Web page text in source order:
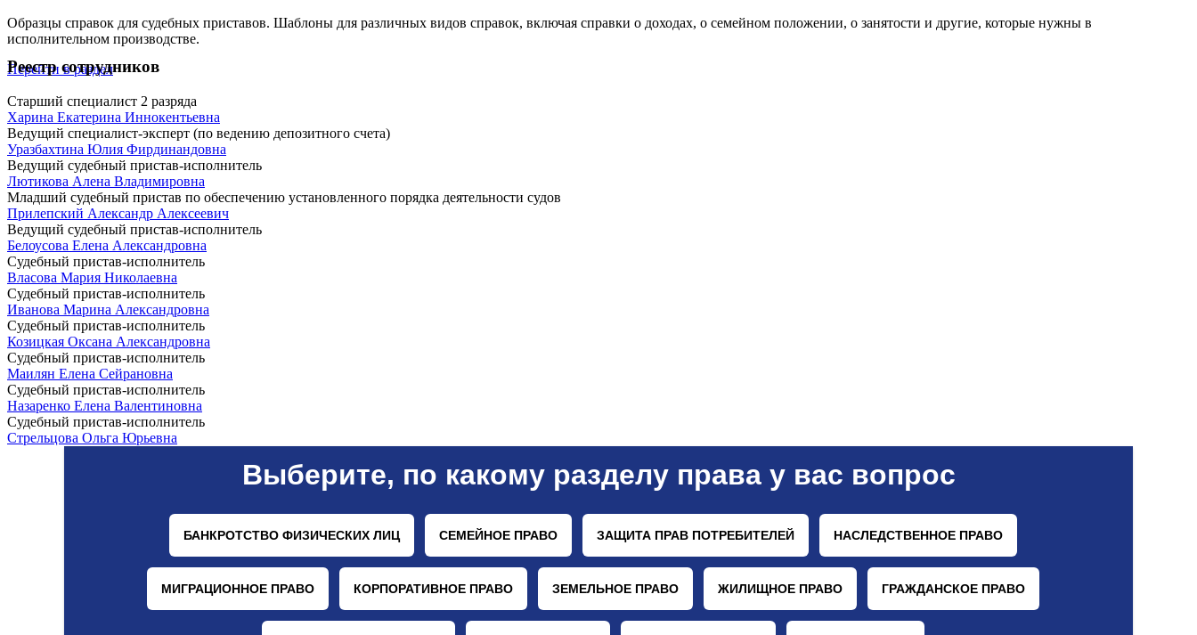
Образцы справок для судебных приставов. Шаблоны для различных видов справок, включая справки о доходах, о семейном положении, о занятости и другие, которые нужны в
исполнительном производстве.
Перейти в раздел
Реестр сотрудников
Старший специалист 2 разряда
Харина Екатерина Иннокентьевна
Ведущий специалист-эксперт (по ведению депозитного счета)
Уразбахтина Юлия Фирдинандовна
Ведущий судебный пристав-исполнитель
Лютикова Алена Владимировна
Младший судебный пристав по обеспечению установленного порядка деятельности судов
Прилепский Александр Алексеевич
Ведущий судебный пристав-исполнитель
Белоусова Елена Александровна
Судебный пристав-исполнитель
Власова Мария Николаевна
Судебный пристав-исполнитель
Иванова Марина Александровна
Судебный пристав-исполнитель
Козицкая Оксана Александровна
Судебный пристав-исполнитель
Маилян Елена Сейрановна
Судебный пристав-исполнитель
Назаренко Елена Валентиновна
Судебный пристав-исполнитель
Стрельцова Ольга Юрьевна